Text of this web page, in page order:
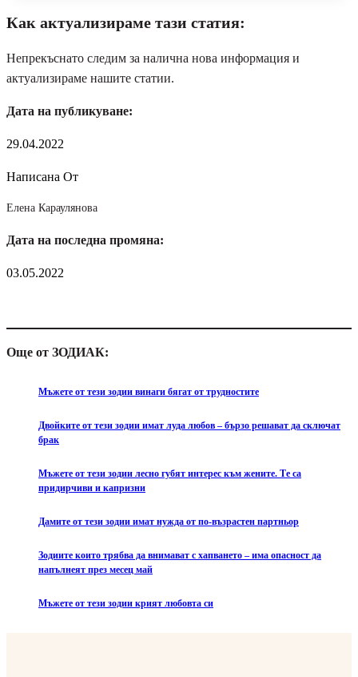
Как актуализираме тази статия:
Непрекъснато следим за налична нова информация и
актуализираме нашите статии.
Дата на публикуване:
29.04.2022
Написана От
Елена Караулянова
Дата на последна промяна:
03.05.2022
Още от ЗОДИАК:
Мъжете от тези зодии винаги бягат от трудностите
Двойките от тези зодии имат луда любов – бързо решават да сключат
брак
Мъжете от тези зодии лесно губят интерес към жените. Те са
придирчиви и капризни
Дамите от тези зодии имат нужда от по-възрастен партньор
Зодиите които трябва да внимават с хапването – има опасност да
напълнеят през месец май
Мъжете от тези зодии крият любовта си